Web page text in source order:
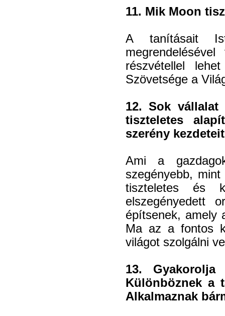
11. Mik Moon
A tanításait
részvétellel
Szövetsége a
12. Sok vállalat
tiszteletes
szerény
Ami a
szegényebb,
tiszteletes és
elszegényedett
építsenek, amely
Ma az a fontos
világot szolgálni
13.
Különböznek a
Alkalmaznak